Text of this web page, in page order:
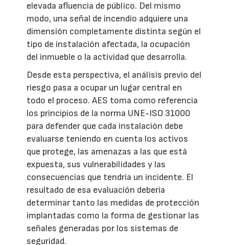
elevada afluencia de público. Del mismo
modo, una señal de incendio adquiere una
dimensión completamente distinta según el
tipo de instalación afectada, la ocupación
del inmueble o la actividad que desarrolla.
Desde esta perspectiva, el análisis previo del
riesgo pasa a ocupar un lugar central en
todo el proceso. AES toma como referencia
los principios de la norma UNE-ISO 31000
para defender que cada instalación debe
evaluarse teniendo en cuenta los activos
que protege, las amenazas a las que está
expuesta, sus vulnerabilidades y las
consecuencias que tendría un incidente. El
resultado de esa evaluación debería
determinar tanto las medidas de protección
implantadas como la forma de gestionar las
señales generadas por los sistemas de
seguridad.